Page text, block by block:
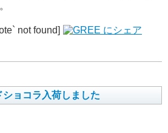
not found]
ショコラ入荷しました